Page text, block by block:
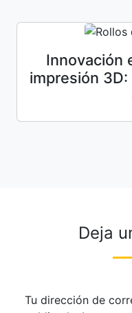
Innovación
impresión
Deja
Tu dirección de